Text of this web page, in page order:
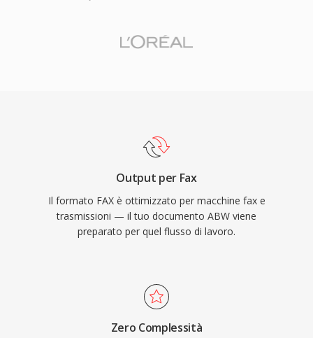
Output per Fax
Il formato FAX è ottimizzato per macchine fax e
trasmissioni — il tuo documento ABW viene
preparato per quel flusso di lavoro.
Zero Complessità